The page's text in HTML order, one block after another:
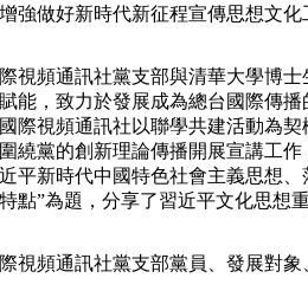
前线 比划 快看 蓝海中国
直播 竞猜 2026年世界杯
员 CCTV奥林匹克频道 生活体
教育 乡村振兴 生态环境
智造 大国展会 大国保险 云顶
強做好新時代新征程宣傳思想文化
頻通訊社黨支部與清華大學博士
能，致力於發展成為總台國際傳
際視頻通訊社以聯學共建活動為
繞黨的創新理論傳播開展宣講工
平新時代中國特色社會主義思想
點”為題，分享了習近平文化思想
頻通訊社黨支部黨員、發展對象